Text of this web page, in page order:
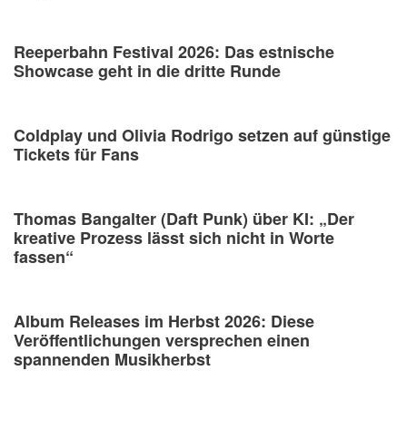
Reeperbahn Festival 2026: Das estnische
Showcase geht in die dritte Runde
Coldplay und Olivia Rodrigo setzen auf günstige
Tickets für Fans
Thomas Bangalter (Daft Punk) über KI: „Der
kreative Prozess lässt sich nicht in Worte
fassen“
Album Releases im Herbst 2026: Diese
Veröffentlichungen versprechen einen
spannenden Musikherbst